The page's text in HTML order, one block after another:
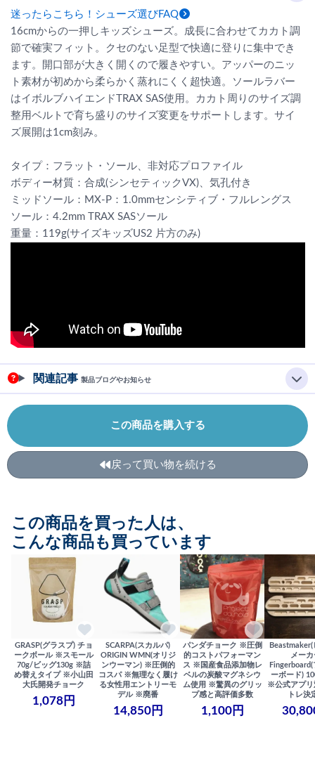
迷ったらこちら！シューズ選びFAQ
16cmからの一押しキッズシューズ。成長に合わせてカカト調
節で確実フィット。クセのない足型で快適に登りに集中でき
ます。開口部が大きく開くので履きやすい。アッパーのニッ
ト素材が初めから柔らかく蒸れにくく超快適。ソールラバー
はイボルブハイエンドTRAX SAS使用。カカト周りのサイズ調
整用ベルトで育ち盛りのサイズ変更をサポートします。サイ
ズ展開は1cm刻み。
タイプ：フラット・ソール、非対応プロファイル
ボディー材質：合成(シンセティックVX)、気孔付き
ミッドソール：MX-P：1.0mmセンシティブ・フルレングス
ソール：4.2mm TRAX SASソール
重量：119g(サイズキッズUS2 片方のみ)
関連記事 製品ブログやお知らせ
この商品を購入する
戻って買い物を続ける
この商品を買った人は、
こんな商品も買っています
GRASP(グラスプ) チョ
ークボール ※スモール
70g/ビッグ130g ※詰
め替えタイプ ※小山田
大氏開発チョーク
1,078円
SCARPA(スカルパ)
ORIGIN WMN(オリジ
ンウーマン) ※圧倒的
コスパ ※無理なく履け
る女性用エントリーモ
デル ※廃番
14,850円
パンダチョーク ※圧倒
的コストパフォーマン
ス ※国産食品添加物レ
ベルの炭酸マグネシウ
ム使用 ※驚異のグリッ
プ感と高評価多数
1,100円
メーカ
ーボード)
※公式アプ
トレ決